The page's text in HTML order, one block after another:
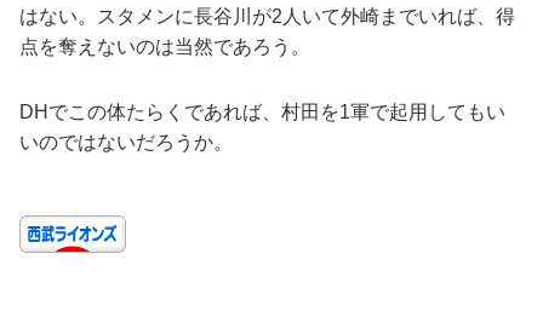
はない。スタメンに長谷川が2人いて外崎までいれば、得
点を奪えないのは当然であろう。
DHでこの体たらくであれば、村田を1軍で起用してもい
いのではないだろうか。